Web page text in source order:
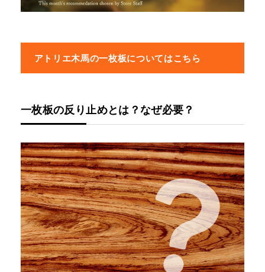
アトリエ木馬の一枚板についてはこちら
一枚板の反り止めとは？なぜ必要？